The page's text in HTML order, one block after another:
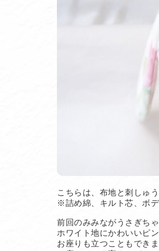
こちらは、布地と刺しゅ
※詰め綿、キルト芯、ボ
前回のみみながうさぎち
ホワイト地にかわいいピ
お座りも立つこともできま